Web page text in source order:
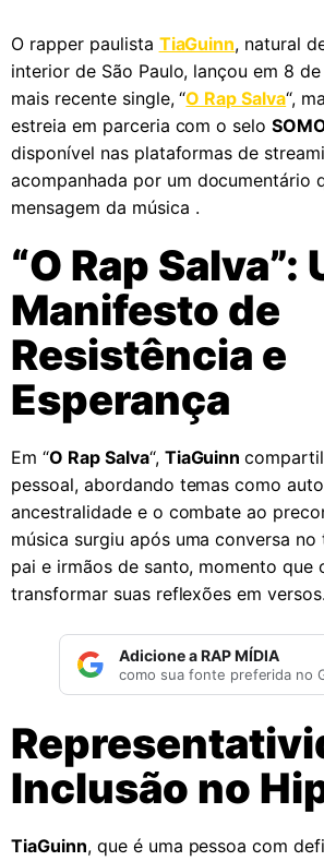
O rapper paulista TiaGuinn, natural
interior de São Paulo, lançou em 8
mais recente single, “O Rap Salva“,
estreia em parceria com o selo
disponível nas plataformas de
acompanhada por um documentário
mensagem da música .
“O Rap Salva”:
Manifesto de
Resistência e
Esperança
Em “O Rap Salva“, TiaGuinn
pessoal, abordando temas como
ancestralidade e o combate ao
música surgiu após uma conversa
pai e irmãos de santo, momento que
transformar suas reflexões em versos.
Adicione a RAP MÍDIA
como sua fonte preferida no
Inclusão no
TiaGuinn, que é uma pessoa com